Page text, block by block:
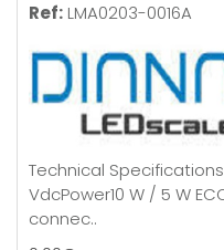
Ref: LMA0203-0016A
Technical
VdcPower10 W / 5 W
connec..